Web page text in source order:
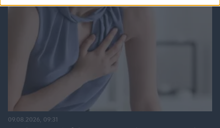
09.08.2026, 09:31